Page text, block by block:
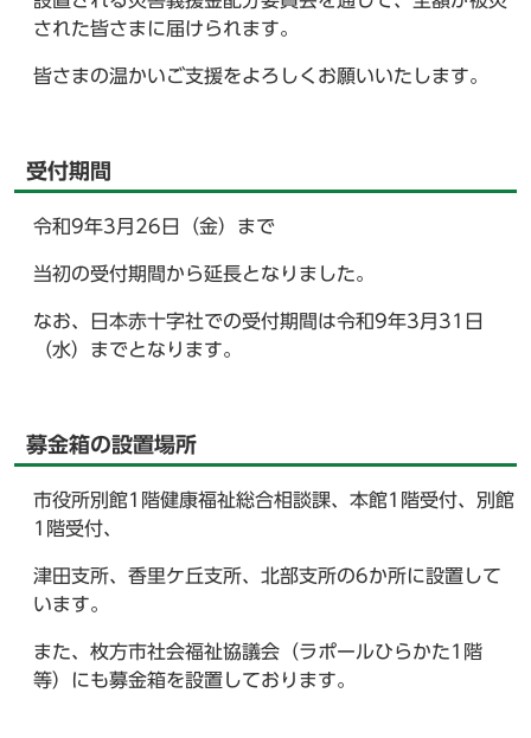
された皆さまに届けられます。
皆さまの温かいご支援をよろしくお願いいたします。
受付期間
令和9年3月26日（金）まで
当初の受付期間から延長となりました。
なお、日本赤十字社での受付期間は令和9年3月31日
（水）までとなります。
募金箱の設置場所
市役所別館1階健康福祉総合相談課、本館1階受付、別館
1階受付、
津田支所、香里ケ丘支所、北部支所の6か所に設置して
います。
また、枚方市社会福祉協議会（ラポールひらかた1階
等）にも募金箱を設置しております。